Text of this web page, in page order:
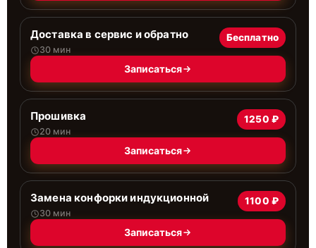
Доставка в сервис и обратно
30 мин
Бесплатно
Записаться
Прошивка
20 мин
1250 ₽
Записаться
Замена конфорки индукционной
30 мин
1100 ₽
Записаться